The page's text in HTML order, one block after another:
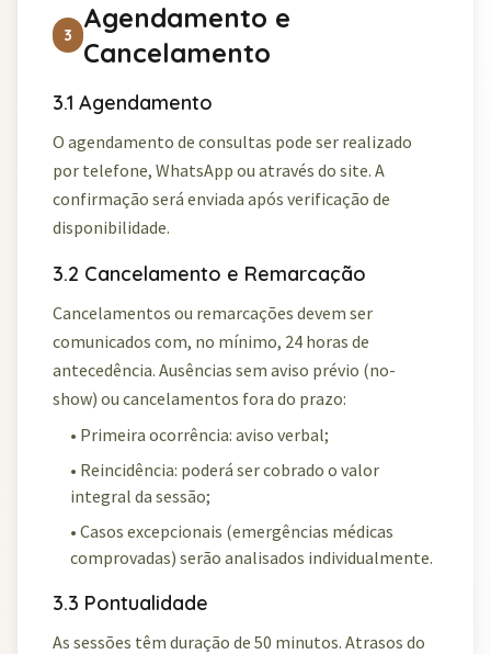
3
Agendamento e
Cancelamento
3.1 Agendamento
O agendamento de consultas pode ser realizado
por telefone, WhatsApp ou através do site. A
confirmação será enviada após verificação de
disponibilidade.
3.2 Cancelamento e Remarcação
Cancelamentos ou remarcações devem ser
comunicados com, no mínimo, 24 horas de
antecedência. Ausências sem aviso prévio (no-
show) ou cancelamentos fora do prazo:
• Primeira ocorrência: aviso verbal;
• Reincidência: poderá ser cobrado o valor
integral da sessão;
• Casos excepcionais (emergências médicas
comprovadas) serão analisados individualmente.
3.3 Pontualidade
As sessões têm duração de 50 minutos. Atrasos do